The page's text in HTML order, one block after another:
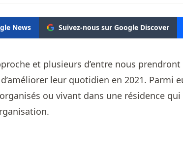
News Suivez-nous sur Google Discover
et plusieurs d’entre nous
leur quotidien en 2021. Parmi
ou vivant dans une résidence